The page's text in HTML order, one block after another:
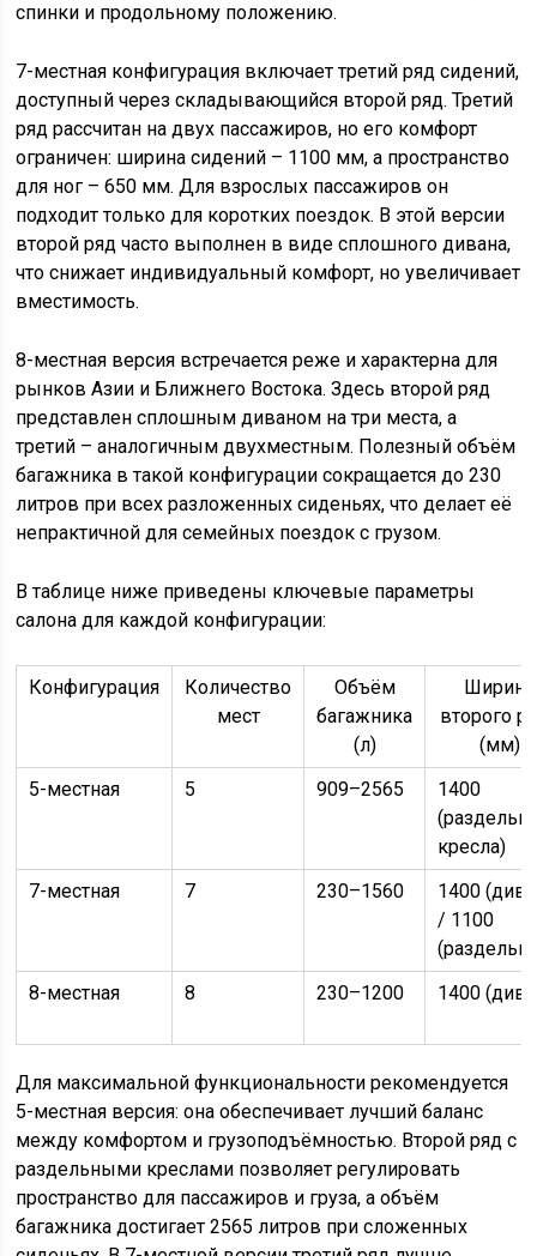
7-местная конфигурация включает третий ряд сидений,
доступный через складывающийся второй ряд. Третий
ряд рассчитан на двух пассажиров, но его комфорт
ограничен: ширина сидений – 1100 мм, а пространство
для ног – 650 мм. Для взрослых пассажиров он
подходит только для коротких поездок. В этой версии
второй ряд часто выполнен в виде сплошного дивана,
что снижает индивидуальный комфорт, но увеличивает
вместимость.
8-местная версия встречается реже и характерна для
рынков Азии и Ближнего Востока. Здесь второй ряд
представлен сплошным диваном на три места, а
третий – аналогичным двухместным. Полезный объём
багажника в такой конфигурации сокращается до 230
литров при всех разложенных сиденьях, что делает её
непрактичной для семейных поездок с грузом.
В таблице ниже приведены ключевые параметры
салона для каждой конфигурации:
Конфигурация
Количество
мест
Объём
багажника
(л)
Ширина
второго
(мм)
5-местная
5 909–2565
1400
кресла)
7-местная
7 230–1560
1400
/ 1100
8-местная
8 230–1200 1400
Для максимальной функциональности рекомендуется
5-местная версия: она обеспечивает лучший баланс
между комфортом и грузоподъёмностью. Второй ряд с
раздельными креслами позволяет регулировать
пространство для пассажиров и груза, а объём
багажника достигает 2565 литров при сложенных